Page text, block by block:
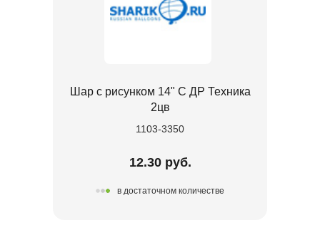
Шар с рисунком 14" С ДР Техника
2цв
1103-3350
12.30 руб.
в достаточном количестве